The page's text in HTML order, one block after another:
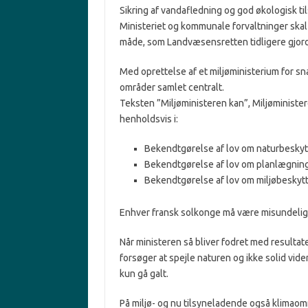
Sikring af vandafledning og god økologisk
Ministeriet og kommunale forvaltninger
måde, som Landvæsensretten tidligere
Med oprettelse af et miljøministerium for
områder samlet centralt.
Teksten ”Miljøministeren kan”,
henholdsvis i:
Bekendtgørelse af lov om
Bekendtgørelse af lov om
Bekendtgørelse af lov om
Enhver fransk solkonge må være
Når ministeren så bliver fodret med
forsøger at spejle naturen og ikke solid
kun gå galt.
På miljø- og nu tilsyneladende også